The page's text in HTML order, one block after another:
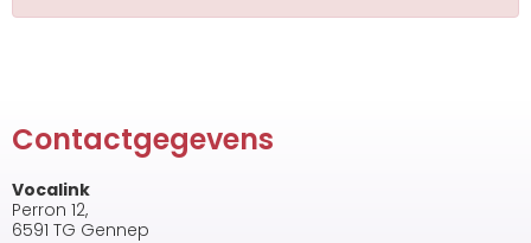
Contactgegevens
Vocalink
Perron 12,
6591 TG Gennep